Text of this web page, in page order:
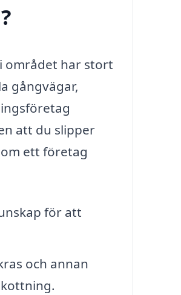
området har stort
gångvägar,
att du slipper
ett företag
för att
och annan